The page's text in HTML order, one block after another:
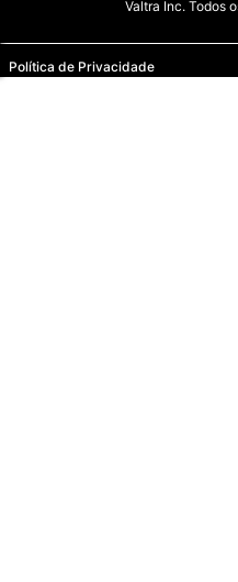
Valtra Inc. Todos
Política de Privacidade